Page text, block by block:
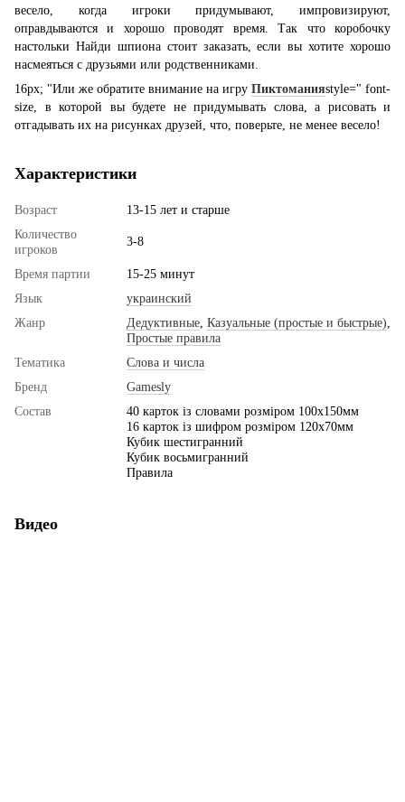
весело, когда игроки придумывают, импровизируют,
оправдываются и хорошо проводят время. Так что коробочку
настольки Найди шпиона стоит заказать, если вы хотите хорошо
насмеяться с друзьями или родственниками.
16px; "Или же обратите внимание на игру Пиктоманияstyle=" font-
size,
в которой вы будете не придумывать слова, а рисовать и
отгадывать их на рисунках друзей, что, поверьте, не менее весело!
Характеристики
Возраст
13-15 лет и старше
Количество
игроков
3-8
Время партии
15-25 минут
Язык
украинский
Жанр
Дедуктивные Казуальные (простые и быстрые)
Простые правила
Тематика
Слова и числа
Бренд
Gamesly
Состав
40 карток із словами розміром 100х150мм
16 карток із шифром розміром 120х70мм
Кубик шестигранний
Кубик восьмигранний
Правила
Видео